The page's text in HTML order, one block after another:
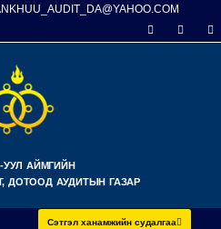
УУЛ АЙМГИЙН
ДОТООД АУДИТЫН ГАЗАР
Сэтгэл ханамжийн судалгаа